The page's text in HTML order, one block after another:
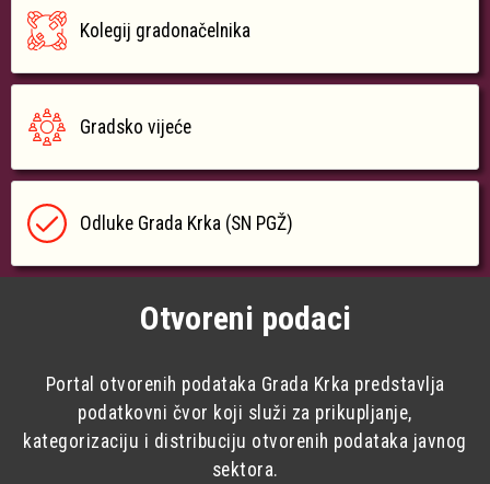
Kolegij gradonačelnika
Gradsko vijeće
Odluke Grada Krka (SN PGŽ)
Otvoreni podaci
Portal otvorenih podataka Grada Krka predstavlja
podatkovni čvor koji služi za prikupljanje,
kategorizaciju i distribuciju otvorenih podataka javnog
sektora.